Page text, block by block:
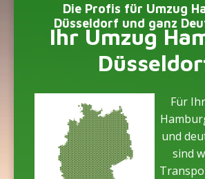
Die Profis für Umzug
Düsseldorf und ganz
Ihr Umzug
Für
und
sind